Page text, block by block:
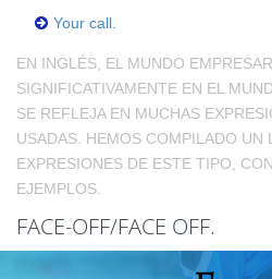
Your call.
EN INGLÉS, EL MUNDO
SIGNIFICATIVAMENTE EN EL
SE REFLEJA EN MUCHAS
USADAS. HEMOS COMPILADO UN
EXPRESIONES DE ESTE TIPO,
EJEMPLOS.
FACE-OFF/FACE OFF.